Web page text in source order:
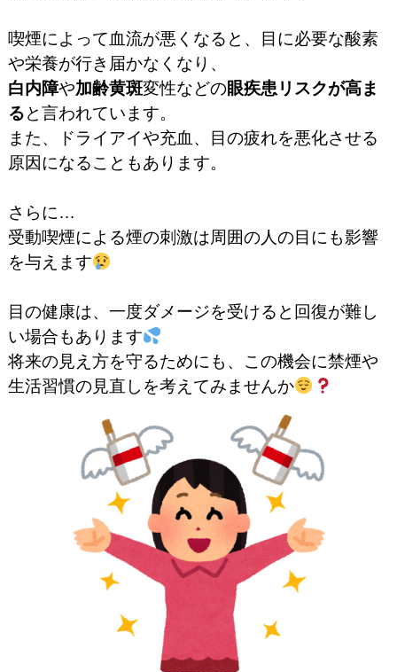
喫煙によって血流が悪くなると、目に必要な酸素
や栄養が行き届かなくなり、
白内障や加齢黄斑変性などの眼疾患リスクが高ま
ると言われています。
また、ドライアイや充血、目の疲れを悪化させる
原因になることもあります。
さらに…
受動喫煙による煙の刺激は周囲の人の目にも影響
を与えます
目の健康は、一度ダメージを受けると回復が難し
い場合もあります
将来の見え方を守るためにも、この機会に禁煙や
生活習慣の見直しを考えてみませんか